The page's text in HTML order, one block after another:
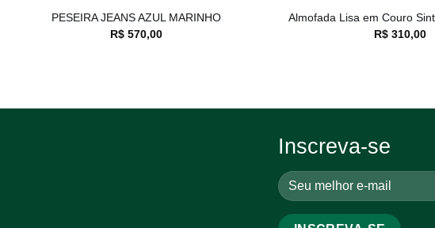
PESEIRA JEANS AZUL MARINHO
R$570,00
Almofada Lisa em Couro
R$ 310,00
Inscreva-se